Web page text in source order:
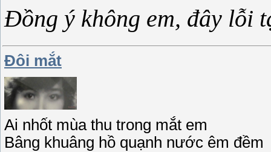
Đồng ý không em, đây lỗi
Đôi mắt
Ai nhốt mùa thu trong mắt em
Bâng khuâng hồ quạnh nước êm đềm